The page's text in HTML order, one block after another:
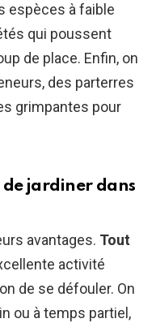
espèces à faible
qui poussent
de place. Enfin, on
des parterres
grimpantes pour
de jardiner dans
avantages. Tout
activité
de se défouler. On
ou à temps partiel,